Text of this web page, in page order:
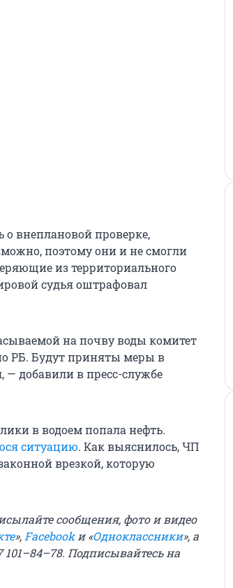
о внеплановой проверке,
поэтому они и не смогли
из территориального
судья оштрафовал
на почву воды комитет
РБ. Будут приняты меры в
— добавили в пресс-службе
в водоем попала нефть.
ситуацию. Как выяснилось, ЧП
врезкой, которую
сообщения, фото и видео
», Facebookи «Одноклассники», а
Подписывайтесь на